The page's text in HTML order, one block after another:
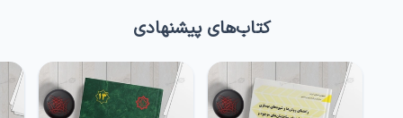
کتاب‌های پیشنهادی